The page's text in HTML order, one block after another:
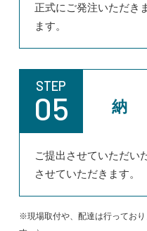
正式にご発注いただき
ます。
STEP
05 納
ご提出させていただい
させていただきます。
※現場取付や、配達は行ってお